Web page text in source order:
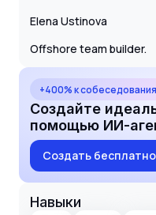
Elena Ustinova
Offshore team builder.
+400% к
Создайте
помощью ИИ-
Создать бесплатно
Навыки